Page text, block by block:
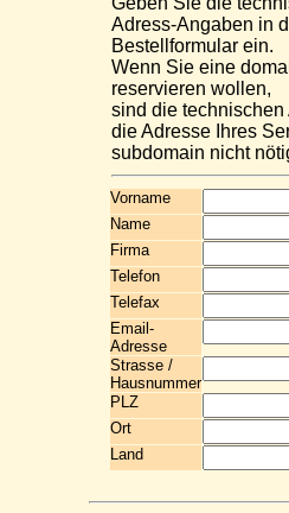
Adress-Angaben in
Bestellformular ein.
Wenn Sie eine
reservieren wollen,
sind die
die Adresse Ihres
subdomain nicht
Vorname
Name
Firma
Telefon
Telefax
Email-
Adresse
Strasse /
Hausnummer
PLZ
Ort
Land